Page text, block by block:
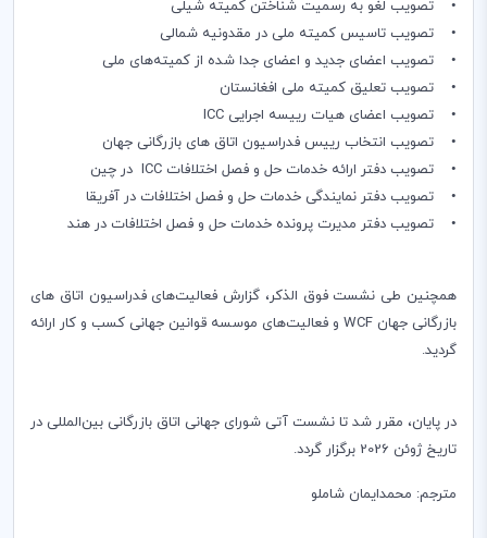
• تصویب لغو به رسمیت شناختن کمیته شیلی
• تصویب تاسیس کمیته ملی در مقدونیه شمالی
• تصویب اعضای جدید و اعضای جدا شده از کمیته‌های ملی
• تصویب تعلیق کمیته ملی افغانستان
• تصویب اعضای هیات رییسه اجرایی ICC
• تصویب انتخاب رییس فدراسیون اتاق های بازرگانی جهان
• تصویب دفتر ارائه خدمات حل و فصل اختلافات ICC در چین
• تصویب دفتر نمایندگی خدمات حل و فصل اختلافات در آفریقا
• تصویب دفتر مدیرت پرونده خدمات حل و فصل اختلافات در هند
همچنین طی نشست فوق الذکر، گزارش فعالیت‌های فدراسیون اتاق های
بازرگانی جهان WCF و فعالیت‌های موسسه قوانین جهانی کسب و کار ارائه
گردید.
در پایان، مقرر شد تا نشست آتی شورای جهانی اتاق بازرگانی بین‌المللی در
تاریخ ژوئن 2026 برگزار گردد.
مترجم: محمدایمان شاملو